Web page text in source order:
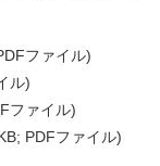
ファイル)
ル)
ファイル)
PDFファイル)